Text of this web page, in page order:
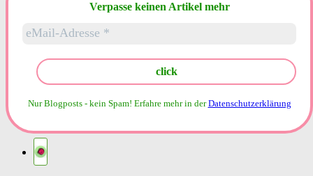
Verpasse keinen Artikel mehr
Nur Blogposts - kein Spam! Erfahre mehr in derDatenschutzerklärung